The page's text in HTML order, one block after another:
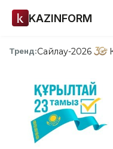
KAZINFORM
Тренд:Сайлау-2026